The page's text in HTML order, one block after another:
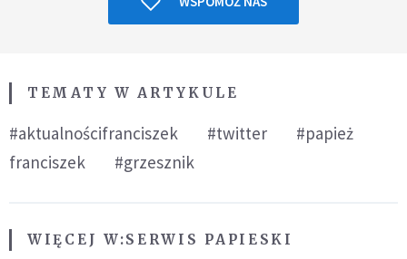
TEMATY W ARTYKULE
#aktualnościfranciszek #twitter
#papież
franciszek
#grzesznik
WIĘCEJ W:SERWIS PAPIESKI